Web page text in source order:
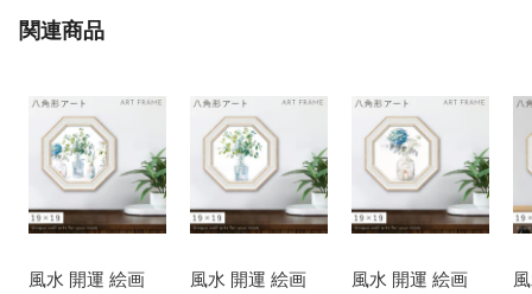
関連商品
風水 開運 絵画
風水 開運 絵画
風水 開運 絵画